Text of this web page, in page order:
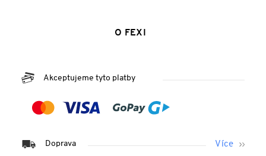
O FEXI
Akceptujeme tyto platby
Doprava